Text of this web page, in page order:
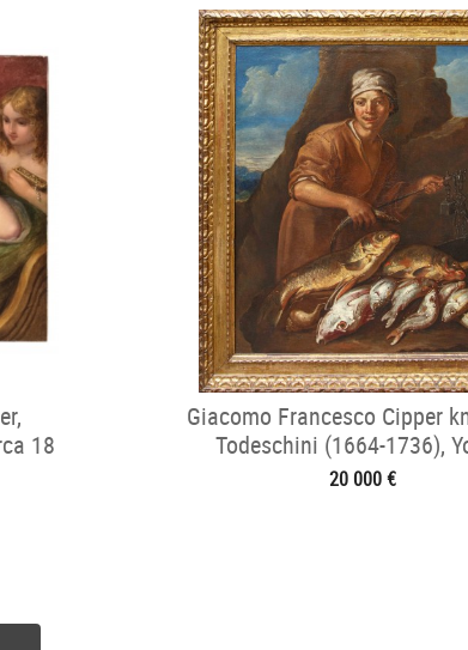
18
Giacomo Francesco Cipper
Todeschini (1664-1736),
Fishmonger
20 000 €